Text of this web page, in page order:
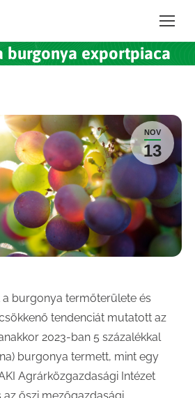
burgonya exportpiaca
NOV
13
a burgonya termőterülete és
tendenciát mutatott az
2023-ban 5 százalékkal
burgonya termett, mint egy
Agrárközgazdasági Intézet